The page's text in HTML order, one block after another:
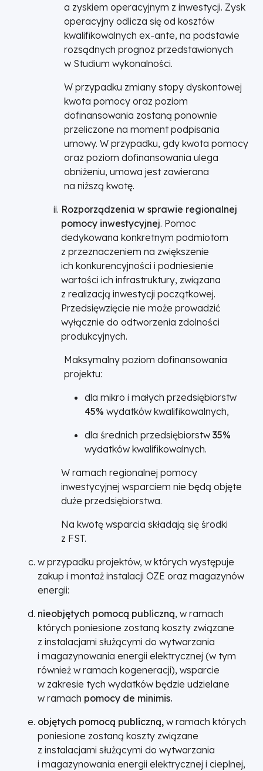
a zyskiem operacyjnym z inwestycji. Zysk
operacyjny odlicza się od kosztów
kwalifikowalnych ex-ante, na podstawie
rozsądnych prognoz przedstawionych
w Studium wykonalności.
W przypadku zmiany stopy dyskontowej
kwota pomocy oraz poziom
dofinansowania zostaną ponownie
przeliczone na moment podpisania
umowy. W przypadku, gdy kwota pomocy
oraz poziom dofinansowania ulega
obniżeniu, umowa jest zawierana
na niższą kwotę.
Rozporządzenia w sprawie regionalnej
pomocy inwestycyjnej. Pomoc
dedykowana konkretnym podmiotom
z przeznaczeniem na zwiększenie
ich konkurencyjności i podniesienie
wartości ich infrastruktury, związana
z realizacją inwestycji początkowej.
Przedsięwzięcie nie może prowadzić
wyłącznie do odtworzenia zdolności
produkcyjnych.
Maksymalny poziom dofinansowania
projektu:
dla mikro i małych przedsiębiorstw
45% wydatków kwalifikowalnych,
dla średnich przedsiębiorstw 35%
wydatków kwalifikowalnych.
W ramach regionalnej pomocy
inwestycyjnej wsparciem nie będą objęte
duże przedsiębiorstwa.
Na kwotę wsparcia składają się środki
z FST.
w przypadku projektów, w których występuje
zakup i montaż instalacji OZE oraz magazynów
energii:
nieobjętych pomocą publiczną, w ramach
których poniesione zostaną koszty związane
z instalacjami służącymi do wytwarzania
i magazynowania energii elektrycznej (w tym
również w ramach kogeneracji), wsparcie
w zakresie tych wydatków będzie udzielane
w ramach pomocy de minimis.
objętych pomocą publiczną, w ramach których
poniesione zostaną koszty związane
z instalacjami służącymi do wytwarzania
i magazynowania energii elektrycznej i cieplnej,